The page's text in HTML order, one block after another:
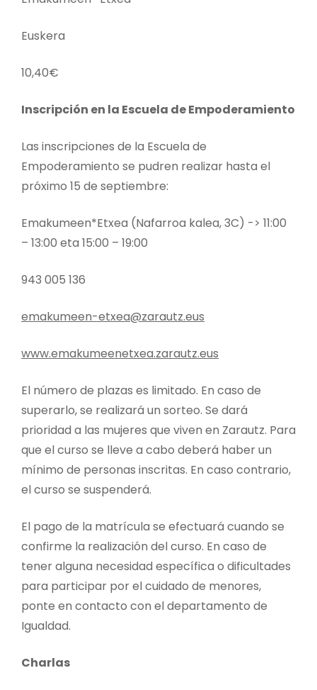
Euskera
10,40€
Inscripción en la Escuela de Empoderamiento
Las inscripciones de la Escuela de
Empoderamiento se pudren realizar hasta el
próximo 15 de septiembre:
Emakumeen*Etxea (Nafarroa kalea, 3C) -> 11:00
– 13:00 eta 15:00 – 19:00
943 005 136
emakumeen-etxea@zarautz.eus
www.emakumeenetxea.zarautz.eus
El número de plazas es limitado. En caso de
superarlo, se realizará un sorteo. Se dará
prioridad a las mujeres que viven en Zarautz. Para
que el curso se lleve a cabo deberá haber un
mínimo de personas inscritas. En caso contrario,
el curso se suspenderá.
El pago de la matrícula se efectuará cuando se
confirme la realización del curso. En caso de
tener alguna necesidad específica o dificultades
para participar por el cuidado de menores,
ponte en contacto con el departamento de
Igualdad.
Charlas